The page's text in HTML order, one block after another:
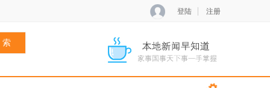
登陆 注册
索